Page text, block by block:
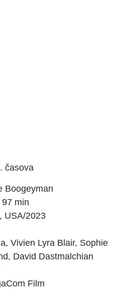
časova
Boogeyman
min
USA/2023
Vivien Lyra Blair, Sophie
David Dastmalchian
Film